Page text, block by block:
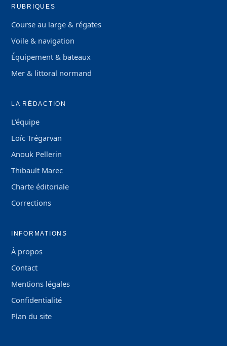
RUBRIQUES
Course au large & régates
Voile & navigation
Équipement & bateaux
Mer & littoral normand
LA RÉDACTION
L'équipe
Loïc Trégarvan
Anouk Pellerin
Thibault Marec
Charte éditoriale
Corrections
INFORMATIONS
À propos
Contact
Mentions légales
Confidentialité
Plan du site